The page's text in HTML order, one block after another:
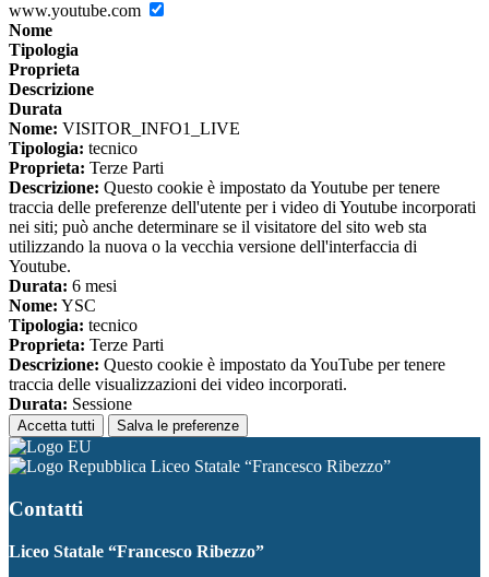
www.youtube.com
Nome
Tipologia
Proprieta
Descrizione
Durata
Nome: VISITOR_INFO1_LIVE
Tipologia: tecnico
Proprieta: Terze Parti
Descrizione: Questo cookie è impostato da Youtube per tenere
traccia delle preferenze dell'utente per i video di Youtube incorporati
nei siti; può anche determinare se il visitatore del sito web sta
utilizzando la nuova o la vecchia versione dell'interfaccia di
Youtube.
Durata: 6 mesi
Nome: YSC
Tipologia: tecnico
Proprieta: Terze Parti
Descrizione: Questo cookie è impostato da YouTube per tenere
traccia delle visualizzazioni dei video incorporati.
Durata: Sessione
Accetta tutti Salva le preferenze
Liceo Statale “Francesco Ribezzo”
Contatti
Liceo Statale “Francesco Ribezzo”